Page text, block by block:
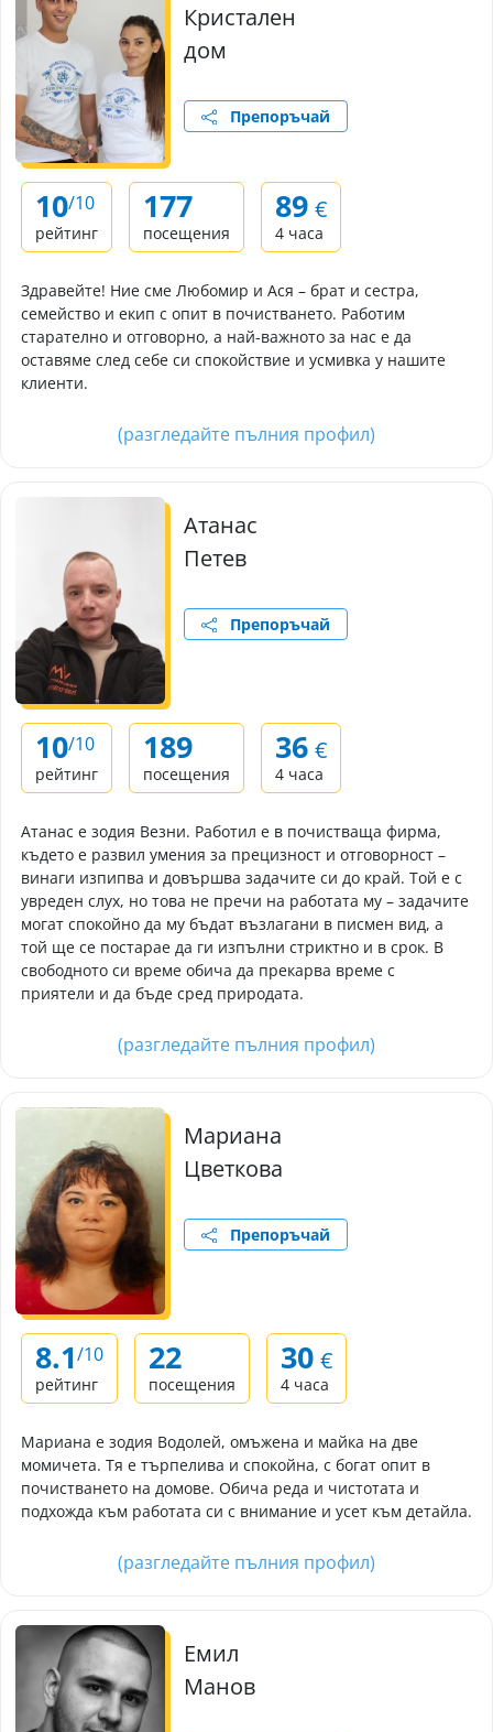
Кристален
дом
Препоръчай
10/10
рейтинг
177
посещения
89 €
4 часа
Здравейте! Ние сме Любомир и Ася – брат и сестра,
семейство и екип с опит в почистването. Работим
старателно и отговорно, а най-важното за нас е да
оставяме след себе си спокойствие и усмивка у нашите
клиенти.
(разгледайте пълния профил)
Атанас
Петев
Препоръчай
10/10
рейтинг
189
посещения
36 €
4 часа
Атанас е зодия Везни. Работил е в почистваща фирма,
където е развил умения за прецизност и отговорност –
винаги изпипва и довършва задачите си до край. Той е с
увреден слух, но това не пречи на работата му – задачите
могат спокойно да му бъдат възлагани в писмен вид, а
той ще се постарае да ги изпълни стриктно и в срок. В
свободното си време обича да прекарва време с
приятели и да бъде сред природата.
(разгледайте пълния профил)
Мариана
Цветкова
Препоръчай
8.1/10
рейтинг
22
посещения
30 €
4 часа
Мариана е зодия Водолей, омъжена и майка на две
момичета. Тя е търпелива и спокойна, с богат опит в
почистването на домове. Обича реда и чистотата и
подхожда към работата си с внимание и усет към детайла.
(разгледайте пълния профил)
Емил
Манов